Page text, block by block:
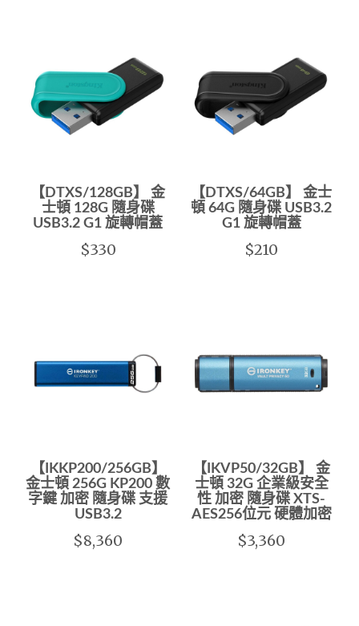
【DTXS/128GB】 金
士頓 128G 隨身碟
USB3.2 G1 旋轉帽蓋
$330
【DTXS/64GB】 金士
頓 64G 隨身碟 USB3.2
G1 旋轉帽蓋
$210
【IKKP200/256GB】
金士頓 256G KP200 數
字鍵 加密 隨身碟 支援
USB3.2
$8,360
【IKVP50/32GB】 金
士頓 32G 企業級安全
性 加密 隨身碟 XTS-
AES256位元 硬體加密
$3,360